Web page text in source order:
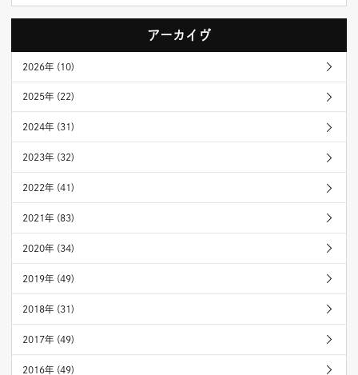
アーカイヴ
2026年 (10)
2025年 (22)
2024年 (31)
2023年 (32)
2022年 (41)
2021年 (83)
2020年 (34)
2019年 (49)
2018年 (31)
2017年 (49)
2016年 (49)